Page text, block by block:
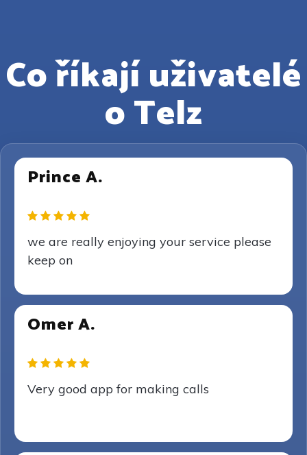
Co říkají uživatelé
o Telz
Prince A.
we are really enjoying your service please
keep on
Omer A.
Very good app for making calls